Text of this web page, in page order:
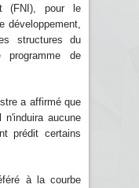
(FNI), pour le
développement,
structures du
de
a affirmé que
n'induira aucune
prédit certains
à la courbe